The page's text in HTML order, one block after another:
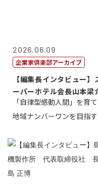
2026.06.09
企業家倶楽部アーカイブ
【編集長インタビュー】
ーパーホテル会長山本梁
「自律型感動人間」を育て
地域ナンバーワンを目指す